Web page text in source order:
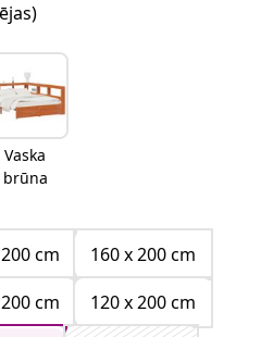
Vaska
brūna
cm
160 x 200 cm
cm
120 x 200 cm